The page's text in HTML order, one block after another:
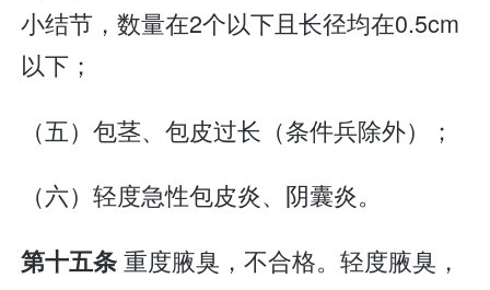
小结节，数量在2个以下且长径均在0.5cm
以下；
（五）包茎、包皮过长（条件兵除外）；
（六）轻度急性包皮炎、阴囊炎。
第十五条重度腋臭，不合格。轻度腋臭，